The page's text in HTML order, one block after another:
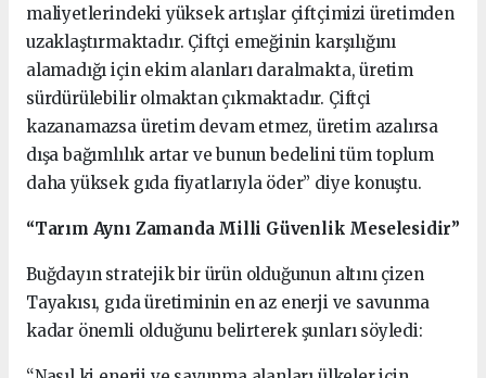
maliyetlerindeki yüksek artışlar çiftçimizi üretimden
uzaklaştırmaktadır. Çiftçi emeğinin karşılığını
alamadığı için ekim alanları daralmakta, üretim
sürdürülebilir olmaktan çıkmaktadır. Çiftçi
kazanamazsa üretim devam etmez, üretim azalırsa
dışa bağımlılık artar ve bunun bedelini tüm toplum
daha yüksek gıda fiyatlarıyla öder” diye konuştu.
“Tarım Aynı Zamanda Milli Güvenlik Meselesidir”
Buğdayın stratejik bir ürün olduğunun altını çizen
Tayakısı, gıda üretiminin en az enerji ve savunma
kadar önemli olduğunu belirterek şunları söyledi: